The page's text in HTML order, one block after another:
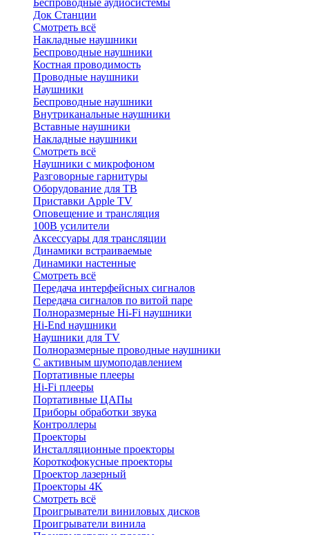
Беспроводные аудиосистемы
Док Станции
Смотреть всё
Накладные наушники
Беспроводные наушники
Костная проводимость
Проводные наушники
Наушники
Беспроводные наушники
Внутриканальные наушники
Вставные наушники
Накладные наушники
Смотреть всё
Наушники с микрофоном
Разговорные гарнитуры
Оборудование для ТВ
Приставки Apple TV
Оповещение и трансляция
100В усилители
Аксессуары для трансляции
Динамики встраиваемые
Динамики настенные
Смотреть всё
Передача интерфейсных сигналов
Передача сигналов по витой паре
Полноразмерные Hi-Fi наушники
Hi-End наушники
Наушники для TV
Полноразмерные проводные наушники
С активным шумоподавлением
Портативные плееры
Hi-Fi плееры
Портативные ЦАПы
Приборы обработки звука
Контроллеры
Проекторы
Инсталляционные проекторы
Короткофокусные проекторы
Проектор лазерный
Проекторы 4K
Смотреть всё
Проигрыватели виниловых дисков
Проигрыватели винила